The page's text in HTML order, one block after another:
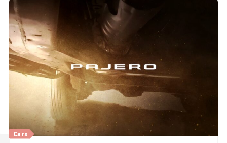
Cars